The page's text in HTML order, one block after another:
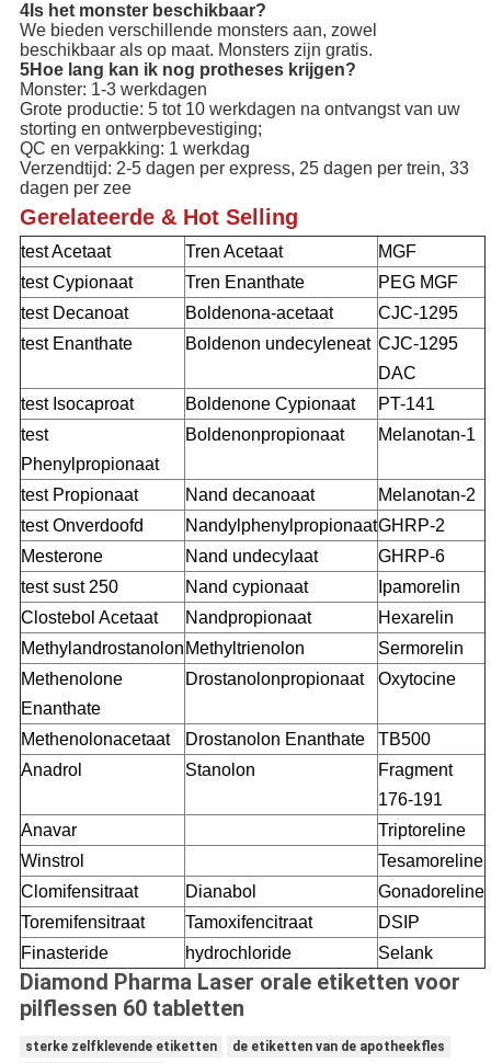
4Is het monster beschikbaar?
We bieden verschillende monsters aan, zowel
beschikbaar als op maat. Monsters zijn gratis.
5Hoe lang kan ik nog protheses krijgen?
Monster: 1-3 werkdagen
Grote productie: 5 tot 10 werkdagen na ontvangst van uw
storting en ontwerpbevestiging;
QC en verpakking: 1 werkdag
Verzendtijd: 2-5 dagen per express, 25 dagen per trein, 33
dagen per zee
Gerelateerde & Hot Selling
test Acetaat Tren Acetaat
MGF
test Cypionaat
Tren Enanthate
PEG MGF
test Decanoat
Boldenona-acetaat
CJC-1295
test Enanthate
Boldenon undecyleneat CJC-1295
DAC
test Isocaproat
Boldenone Cypionaat
PT-141
test
Phenylpropionaat
Boldenonpropionaat Melanotan-1
test Propionaat Nand decanoaat
Melanotan-2
test Onverdoofd
NandylphenylpropionaatGHRP-2
Mesterone
Nand undecylaat
GHRP-6
test sust 250
Nand cypionaat
Ipamorelin
Clostebol Acetaat
Nandpropionaat
Hexarelin
Methylandrostanolon Methyltrienolon
Sermorelin
Methenolone
Enanthate
Drostanolonpropionaat Oxytocine
Methenolonacetaat Drostanolon Enanthate
TB500
Anadrol
Stanolon
Fragment
176-191
Anavar
Triptoreline
Winstrol
Tesamoreline
Clomifensitraat
Dianabol
Gonadoreline
Toremifensitraat
Tamoxifencitraat
DSIP
Finasteride
hydrochloride Selank
Diamond Pharma Laser orale etiketten voor
pilflessen 60 tabletten
sterke zelfklevende etiketten
de etiketten van de apotheekfles